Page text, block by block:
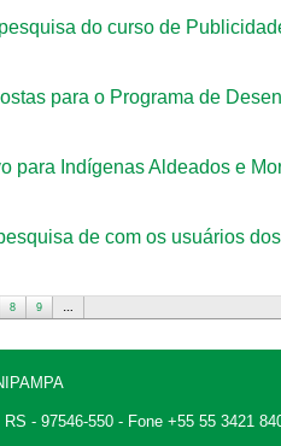
do curso de
para o Programa de
para Indígenas Aldeados e
de com os usuários
8 9
- 97546-550 - Fone +55 55 3421